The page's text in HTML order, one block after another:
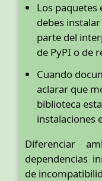
Los paquetes
debes
parte del
de PyPI o de
Cuando
aclarar que
biblioteca
instalaciones
Diferenciar
dependencias
de